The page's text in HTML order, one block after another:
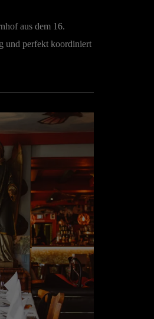
aus dem 16.
und perfekt koordiniert